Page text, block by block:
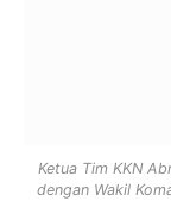
Ketua Tim KKN
dengan Wakil